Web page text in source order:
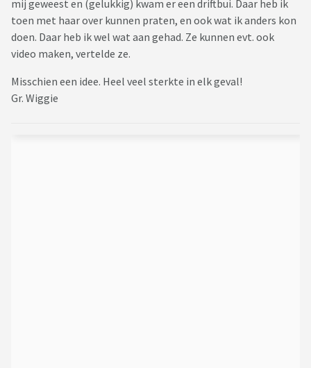
mij geweest en (gelukkig) kwam er een driftbui. Daar heb ik
toen met haar over kunnen praten, en ook wat ik anders kon
doen. Daar heb ik wel wat aan gehad. Ze kunnen evt. ook
video maken, vertelde ze.
Misschien een idee. Heel veel sterkte in elk geval!
Gr. Wiggie